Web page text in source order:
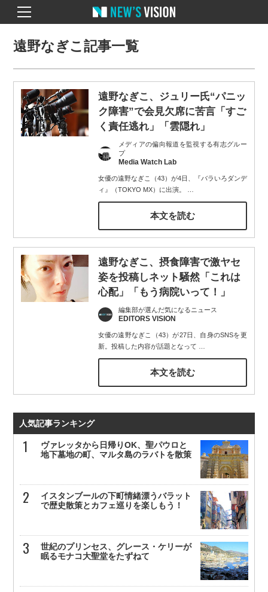
遠野なぎこ記事一覧
遠野なぎこ、ジュリー氏“パニッ
ク障害”で会見欠席に苦言「すご
く責任逃れ」「雲隠れ」
メディアの偏向報道を監視する有志グルー
プ
Media Watch Lab
女優の遠野なぎこ（43）が4日、『バラいろダンデ
ィ』（TOKYO MX）に出演。
本文を読む
遠野なぎこ、摂食障害で激ヤセ
姿を投稿しネット騒然「これは
心配」「もう病院いって！」
編集部が選んだ気になるニュース
EDITORS VISION
女優の遠野なぎこ（43）が27日、自身のSNSを更
新。投稿した内容が話題となって
本文を読む
人気記事ランキング
ヴァレッタから日帰りOK、聖パウロと
地下墓地の町、マルタ島のラバトを散策
イスタンブールの下町情緒漂うバラット
で歴史散策とカフェ巡りを楽しもう！
世紀のプリンセス、グレース・ケリーが
眠るモナコ大聖堂をたずねて